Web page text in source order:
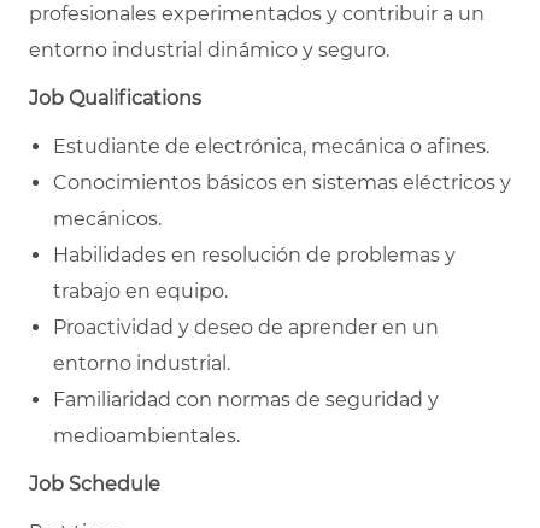
profesionales experimentados y contribuir a un
entorno industrial dinámico y seguro.
Job Qualifications
Estudiante de electrónica, mecánica o afines.
Conocimientos básicos en sistemas eléctricos y
mecánicos.
Habilidades en resolución de problemas y
trabajo en equipo.
Proactividad y deseo de aprender en un
entorno industrial.
Familiaridad con normas de seguridad y
medioambientales.
Job Schedule